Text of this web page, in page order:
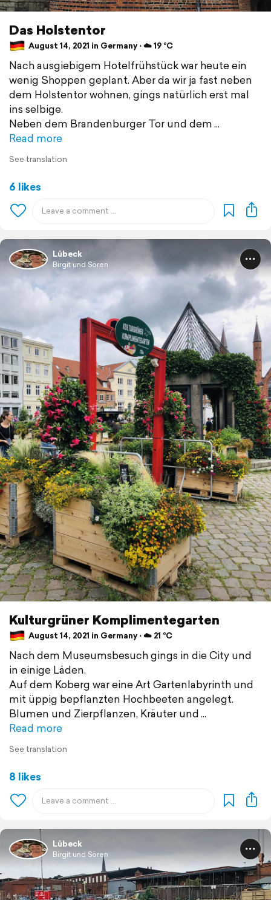
Das Holstentor
August 14, 2021 in Germany ⋅ ☁️ 19 °C
Nach ausgiebigem Hotelfrühstück war heute ein
wenig Shoppen geplant. Aber da wir ja fast neben
dem Holstentor wohnen, gings natürlich erst mal
ins selbige.
Neben dem Brandenburger Tor und dem
Read more
See translation
6 likes
Lübeck
Birgit und Sören
Kulturgrüner Komplimentegarten
August 14, 2021 in Germany ⋅ ☁️ 21 °C
Nach dem Museumsbesuch gings in die City und
in einige Läden.
Auf dem Koberg war eine Art Gartenlabyrinth und
mit üppig bepflanzten Hochbeeten angelegt.
Blumen und Zierpflanzen, Kräuter und
Read more
See translation
8 likes
Lübeck
Birgit und Sören